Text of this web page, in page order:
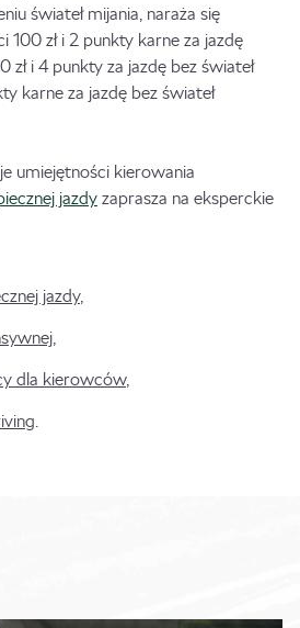
świateł mijania, naraża się
zł i 2 punkty karne za jazdę
zł i 4 punkty za jazdę bez świateł
karne za jazdę bez świateł
umiejętności kierowania
jazdy zaprasza na eksperckie
jazdy,
,
dla kierowców,
.